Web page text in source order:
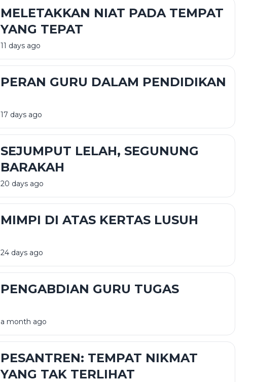
MELETAKKAN NIAT PADA TEMPAT
YANG TEPAT
11 days ago
PERAN GURU DALAM PENDIDIKAN
17 days ago
SEJUMPUT LELAH, SEGUNUNG
BARAKAH
20 days ago
MIMPI DI ATAS KERTAS LUSUH
24 days ago
PENGABDIAN GURU TUGAS
a month ago
PESANTREN: TEMPAT NIKMAT
YANG TAK TERLIHAT